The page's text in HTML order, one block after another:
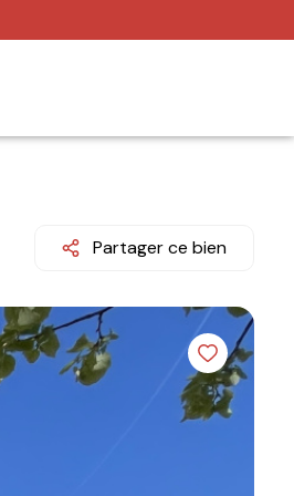
Partager ce bien